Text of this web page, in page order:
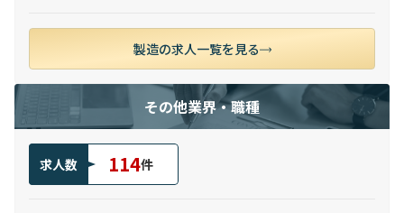
製造の求人一覧を見る
その他業界・職種
求人数 114件